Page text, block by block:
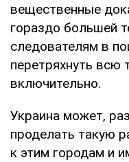
вещественные
гораздо большей
следователям в
перетряхнуть
включительно.
Украина может,
проделать такую
к этим городам и